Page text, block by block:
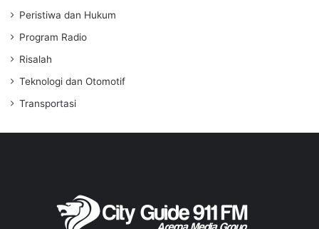
Peristiwa dan Hukum
Program Radio
Risalah
Teknologi dan Otomotif
Transportasi